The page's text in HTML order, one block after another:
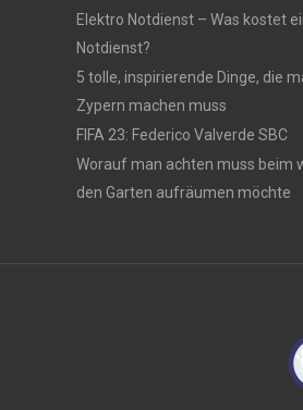
Elektro Notdienst – Was kostet
Notdienst?
5 tolle, inspirierende Dinge, die
Zypern machen muss
FIFA 23: Federico Valverde SBC
Worauf man achten muss beim
den Garten aufräumen möchte